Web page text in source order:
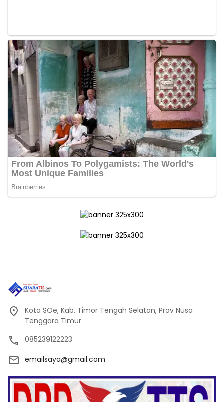
Kota SOe, Kab. Timor Tengah Selatan, Prov Nusa
Tenggara Timur
085239122223
emailsaya@gmail.com